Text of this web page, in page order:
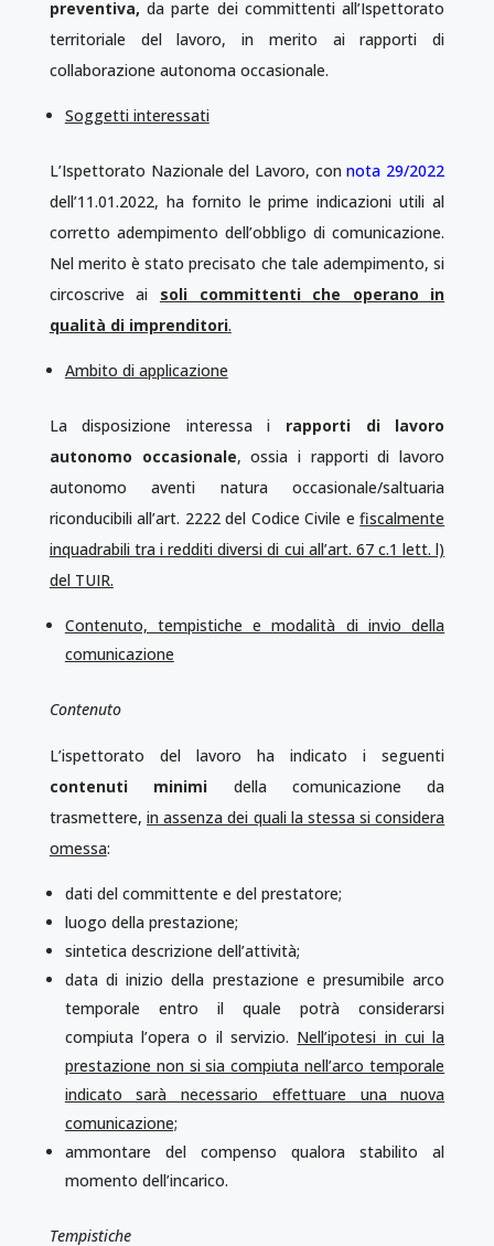
preventiva, da parte dei committenti all’Ispettorato
territoriale del lavoro, in merito ai rapporti di
collaborazione autonoma occasionale.
Soggetti interessati
L’Ispettorato Nazionale del Lavoro, connota 29/2022
dell’11.01.2022, ha fornito le prime indicazioni utili al
corretto adempimento dell’obbligo di comunicazione.
Nel merito è stato precisato che tale adempimento, si
circoscrive ai
soli committenti che operano in
qualità di imprenditori.
Ambito di applicazione
La disposizione interessa i rapporti di lavoro
autonomo occasionale, ossia i rapporti di lavoro
autonomo aventi natura occasionale/saltuaria
riconducibili all’art. 2222 del Codice Civile efiscalmente
inquadrabili tra i redditi diversi di cui all’art. 67 c.1 lett. l)
del TUIR.
Contenuto, tempistiche e modalità di invio della
comunicazione
Contenuto
L’ispettorato del lavoro ha indicato i seguenti
contenuti minimi della comunicazione da
trasmettere, in assenza dei quali la stessa si considera
omessa:
dati del committente e del prestatore;
luogo della prestazione;
sintetica descrizione dell’attività;
data di inizio della prestazione e presumibile arco
temporale entro il quale potrà considerarsi
compiuta l’opera o il servizio. Nell’ipotesi in cui la
prestazione non si sia compiuta nell’arco temporale
indicato sarà necessario effettuare una nuova
comunicazione;
ammontare del compenso qualora stabilito al
momento dell’incarico.
Tempistiche